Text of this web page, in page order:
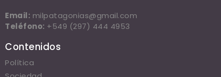
Email: milpatagonias@gmail.com
Teléfono: +549 (297) 444 4953
Contenidos
Política